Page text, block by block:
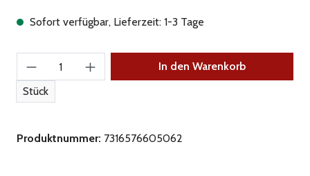
Sofort verfügbar, Lieferzeit: 1-3 Tage
Produkt Anzahl: Gib den gewünschten Wert
Stück
In den Warenkorb
Produktnummer: 7316576605062